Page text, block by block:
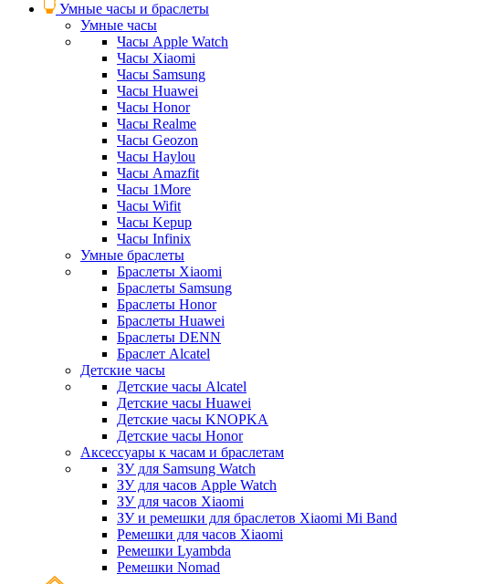
Умные часы и браслеты
Умные часы
Часы Apple Watch
Часы Xiaomi
Часы Samsung
Часы Huawei
Часы Honor
Часы Realme
Часы Geozon
Часы Haylou
Часы Amazfit
Часы 1More
Часы Wifit
Часы Kepup
Часы Infinix
Умные браслеты
Браслеты Xiaomi
Браслеты Samsung
Браслеты Honor
Браслеты Huawei
Браслеты DENN
Браслет Alcatel
Детские часы
Детские часы Alcatel
Детские часы Huawei
Детские часы KNOPKA
Детские часы Honor
Аксессуары к часам и браслетам
ЗУ для Samsung Watch
ЗУ для часов Apple Watch
ЗУ для часов Xiaomi
ЗУ и ремешки для браслетов Xiaomi Mi Band
Ремешки для часов Xiaomi
Ремешки Lyambda
Ремешки Nomad